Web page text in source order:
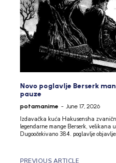
Novo poglavlje Berserk
pauze
potamanime - June 17, 2026
Izdavačka kuća Hakusensha
legendarne mange Berserk, velikana
Dugoočekivano 384. poglavlje
PREVIOUS ARTICLE